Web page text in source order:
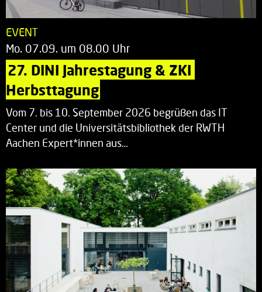
EVENT
Mo. 07.09. um 08.00 Uhr
27. DINI Jahrestagung & ZKI
Herbsttagung
Vom 7. bis 10. September 2026 begrüßen das IT
Center und die Universitätsbibliothek der RWTH
Aachen Expert*innen aus…